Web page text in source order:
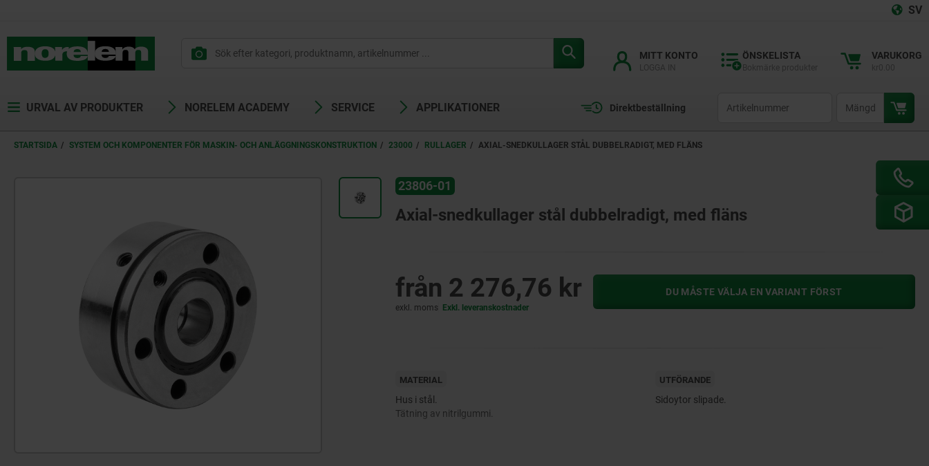
SV
MITT KONTO ÖNSKELISTA VARUKORG
URVAL AV PRODUKTER NORELEM ACADEMY SERVICE APPLIKATIONER Direktbeställning
STARTSIDA SYSTEM OCH KOMPONENTER FÖR MASKIN- OCH ANLÄGGNINGSKONSTRUKTION 23000 RULLAGER AXIAL-SNEDKULLAGER STÅL DUBBELRADIGT, MED FLÄNS
23806-01
Axial-snedkullager stål dubbelradigt, med fläns
från 2 276,76 kr
exkl. moms Exkl. leveranskostnader
DU MÅSTE VÄLJA EN VARIANT FÖRST
MATERIAL
Hus i stål.
Tätning av nitrilgummi.
UTFÖRANDE
Sidoytor slipade.